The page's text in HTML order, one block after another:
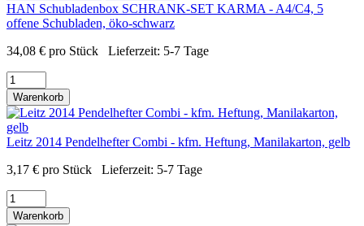
HAN Schubladenbox SCHRANK-SET KARMA - A4/C4, 5
offene Schubladen, öko-schwarz
34,08 € pro Stück Lieferzeit: 5-7 Tage
Warenkorb
Leitz 2014 Pendelhefter Combi - kfm. Heftung, Manilakarton, gelb
3,17 € pro Stück Lieferzeit: 5-7 Tage
Warenkorb